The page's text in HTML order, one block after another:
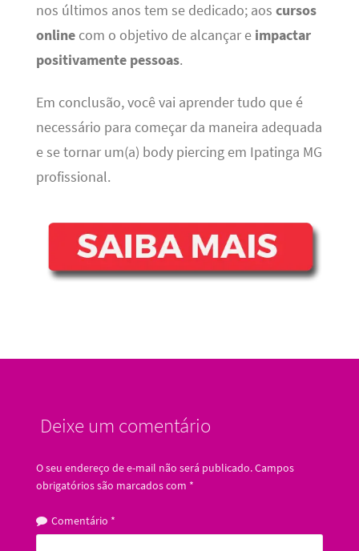
nos últimos anos tem se dedicado; aos cursos
onlinecom o objetivo de alcançar e impactar
positivamente pessoas.
Em conclusão, você vai aprender tudo que é
necessário para começar da maneira adequada
e se tornar um(a) body piercing em Ipatinga MG
profissional.
Deixe um comentário
O seu endereço de e-mail não será publicado.Campos
obrigatórios são marcados com *
Comentário *